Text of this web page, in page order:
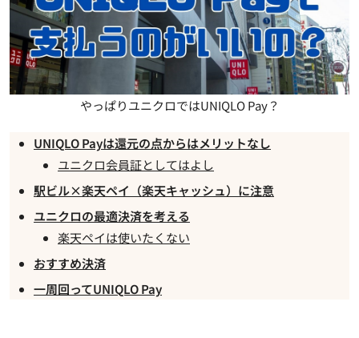
やっぱりユニクロではUNIQLO Pay？
UNIQLO Payは還元の点からはメリットなし
ユニクロ会員証としてはよし
駅ビル×楽天ペイ（楽天キャッシュ）に注意
ユニクロの最適決済を考える
楽天ペイは使いたくない
おすすめ決済
一周回ってUNIQLO Pay